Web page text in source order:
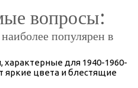
вопросы:
популярен в
для 1940-1960-
яркие цвета и блестящие